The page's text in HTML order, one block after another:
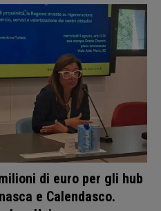
di euro per gli hub
e Calendasco.